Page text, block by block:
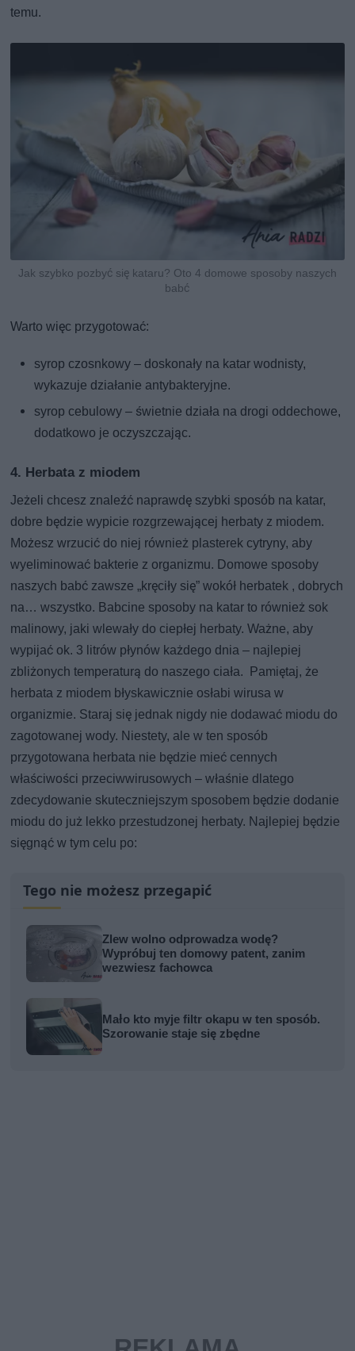
temu.
Jak szybko pozbyć się kataru? Oto 4 domowe sposoby naszych
babć
Warto więc przygotować:
syrop czosnkowy – doskonały na katar wodnisty,
wykazuje działanie antybakteryjne.
syrop cebulowy – świetnie działa na drogi oddechowe,
dodatkowo je oczyszczając.
4. Herbata z miodem
Jeżeli chcesz znaleźć naprawdę szybki sposób na katar,
dobre będzie wypicie rozgrzewającej herbaty z miodem.
Możesz wrzucić do niej również plasterek cytryny, aby
wyeliminować bakterie z organizmu. Domowe sposoby
naszych babć zawsze „kręciły się” wokół herbatek , dobrych
na… wszystko. Babcine sposoby na katar to również sok
malinowy, jaki wlewały do ciepłej herbaty. Ważne, aby
wypijać ok. 3 litrów płynów każdego dnia – najlepiej
zbliżonych temperaturą do naszego ciała. Pamiętaj, że
herbata z miodem błyskawicznie osłabi wirusa w
organizmie. Staraj się jednak nigdy nie dodawać miodu do
zagotowanej wody. Niestety, ale w ten sposób
przygotowana herbata nie będzie mieć cennych
właściwości przeciwwirusowych – właśnie dlatego
zdecydowanie skuteczniejszym sposobem będzie dodanie
miodu do już lekko przestudzonej herbaty. Najlepiej będzie
sięgnąć w tym celu po:
Tego nie możesz przegapić
Zlew wolno odprowadza wodę?
Wypróbuj ten domowy patent, zanim
wezwiesz fachowca
Mało kto myje filtr okapu w ten sposób.
Szorowanie staje się zbędne